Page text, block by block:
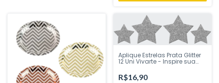
Aplique Estrelas Prata Glitter
12 Uni Vivarte - Inspire sua
R$16,90